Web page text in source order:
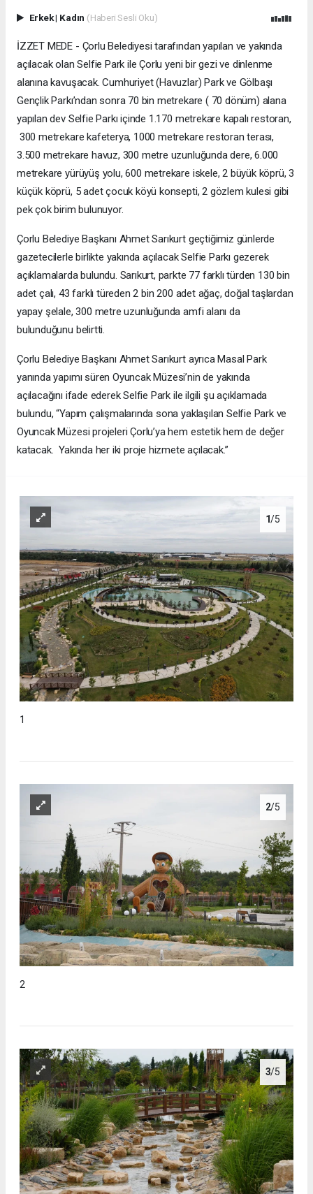
Erkek| Kadın (Haberi Sesli Oku)
İZZET MEDE - Çorlu Belediyesi tarafından yapılan ve yakında
açılacak olan Selfie Park ile Çorlu yeni bir gezi ve dinlenme
alanına kavuşacak. Cumhuriyet (Havuzlar) Park ve Gölbaşı
Gençlik Parkı’ndan sonra 70 bin metrekare ( 70 dönüm) alana
yapılan dev Selfie Parkı içinde 1.170 metrekare kapalı restoran,
300 metrekare kafeterya, 1000 metrekare restoran terası,
3.500 metrekare havuz, 300 metre uzunluğunda dere, 6.000
metrekare yürüyüş yolu, 600 metrekare iskele, 2 büyük köprü, 3
küçük köprü, 5 adet çocuk köyü konsepti, 2 gözlem kulesi gibi
pek çok birim bulunuyor.
Çorlu Belediye Başkanı Ahmet Sarıkurt geçtiğimiz günlerde
gazetecilerle birlikte yakında açılacak Selfie Parkı gezerek
açıklamalarda bulundu. Sarıkurt, parkte 77 farklı türden 130 bin
adet çalı, 43 farklı türeden 2 bin 200 adet ağaç, doğal taşlardan
yapay şelale, 300 metre uzunluğunda amfi alanı da
bulunduğunu belirtti.
Çorlu Belediye Başkanı Ahmet Sarıkurt ayrıca Masal Park
yanında yapımı süren Oyuncak Müzesi’nin de yakında
açılacağını ifade ederek Selfie Park ile ilgili şu açıklamada
bulundu, “Yapım çalışmalarında sona yaklaşılan Selfie Park ve
Oyuncak Müzesi projeleri Çorlu’ya hem estetik hem de değer
katacak. Yakında her iki proje hizmete açılacak.”
1/5
1
2/5
2
3/5